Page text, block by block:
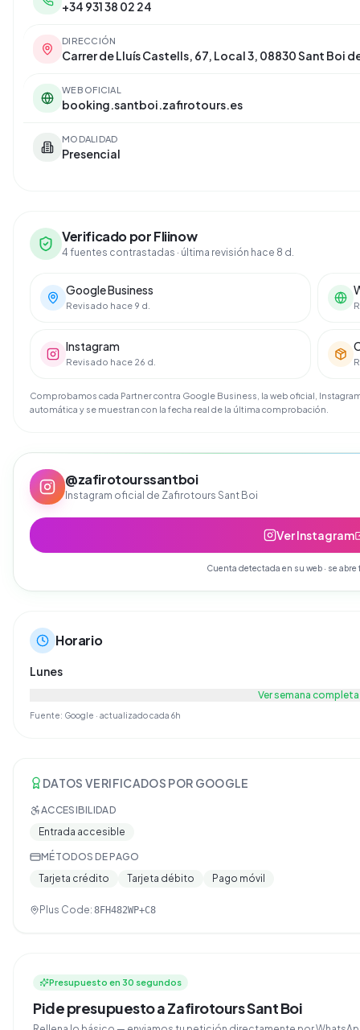
+34 931 38 02 24
DIRECCIÓN
Carrer de Lluís Castells, 67, Local 3, 08830 Sant Boi
WEB OFICIAL
booking.santboi.zafirotours.es
MODALIDAD
Presencial
Verificado por Fliinow
4 fuentes contrastadas · última revisión hace 8 d.
Google Business
Revisado hace 9 d.
Instagram
Revisado hace 26 d.
Comprobamos cada Partner contra Google Business, la web oficial,
automática y se muestran con la fecha real de la última comprobación.
@zafirotourssantboi
Instagram oficial de Zafirotours Sant Boi
Ver Instagram
Cuenta detectada en su web · se
Horario
Lunes
Ver semana completa
Fuente: Google · actualizado cada 6h
DATOS VERIFICADOS POR GOOGLE
ACCESIBILIDAD
Entrada accesible
MÉTODOS DE PAGO
Tarjeta crédito
Tarjeta débito Pago móvil
Plus Code: 8FH482WP+C8
Presupuesto en 30 segundos
Pide presupuesto a Zafirotours Sant Boi